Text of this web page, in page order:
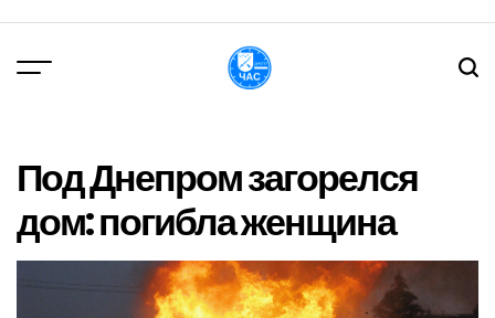
вмісту
Под Днепром загорелся
дом: погибла женщина